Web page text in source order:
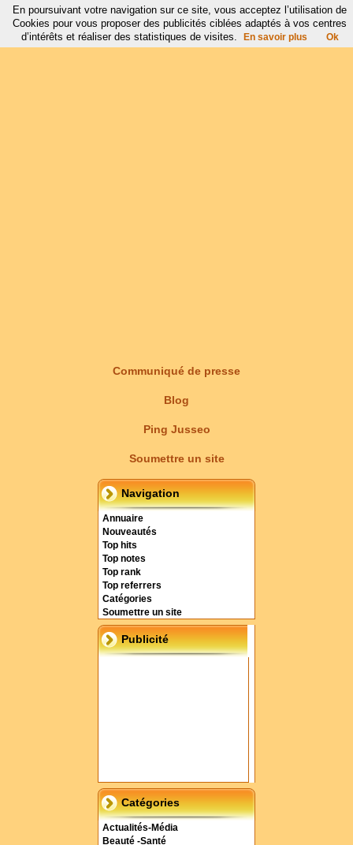
Communiqué de presse
Blog
Ping Jusseo
Soumettre un site
Navigation
Annuaire
Nouveautés
Top hits
Top notes
Top rank
Top referrers
Catégories
Soumettre un site
Publicité
Catégories
Actualités-Média
Beauté -Santé
En poursuivant votre navigation sur ce site, vous acceptez l’utilisation de
Cookies pour vous proposer des publicités ciblées adaptés à vos centres
d’intérêts et réaliser des statistiques de visites.
En savoir plus Ok